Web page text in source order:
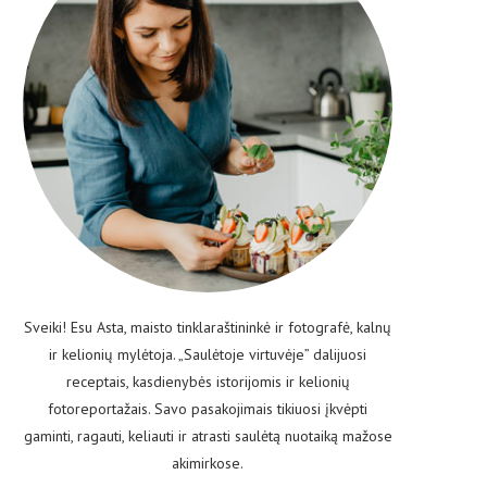
Sveiki! Esu Asta, maisto tinklaraštininkė ir fotografė, kalnų
ir kelionių mylėtoja. „Saulėtoje virtuvėje” dalijuosi
receptais, kasdienybės istorijomis ir kelionių
fotoreportažais. Savo pasakojimais tikiuosi įkvėpti
gaminti, ragauti, keliauti ir atrasti saulėtą nuotaiką mažose
akimirkose.